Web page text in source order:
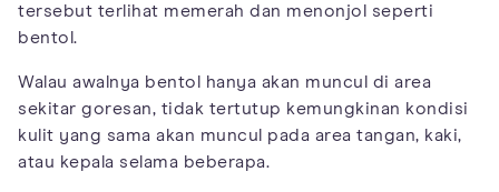
tersebut terlihat memerah dan menonjol seperti
bentol.
Walau awalnya bentol hanya akan muncul di area
sekitar goresan, tidak tertutup kemungkinan kondisi
kulit yang sama akan muncul pada area tangan, kaki,
atau kepala selama beberapa.